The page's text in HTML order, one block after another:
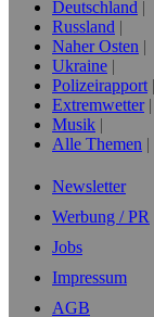
Deutschland
Russland
Naher Osten
Ukraine
Polizeirapport
Extremwetter
Musik
Alle Themen
Newsletter
Werbung / PR
Jobs
Impressum
AGB